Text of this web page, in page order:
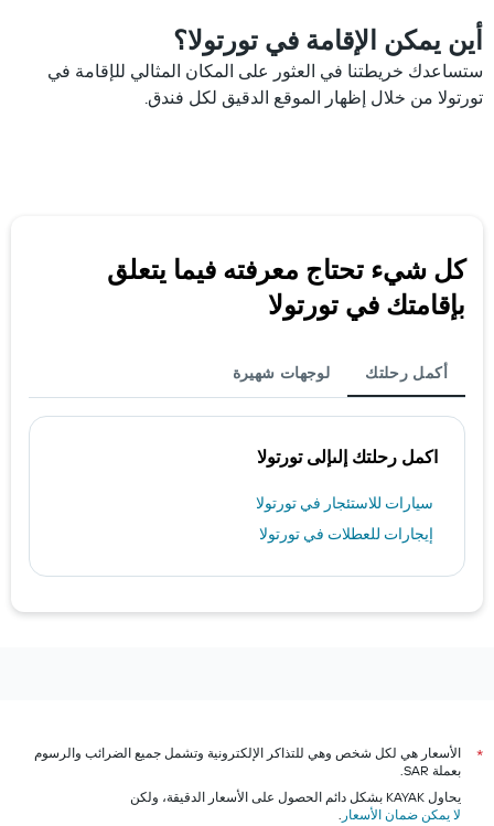
أين يمكن الإقامة في تورتولا؟
ستساعدك خريطتنا في العثور على المكان المثالي للإقامة في
تورتولا من خلال إظهار الموقع الدقيق لكل فندق.
كل شيء تحتاج معرفته فيما يتعلق
بإقامتك في تورتولا
أكمل رحلتك لوجهات شهيرة
اكمل رحلتك إلىإلى تورتولا
سيارات للاستئجار في تورتولا
إيجارات للعطلات في تورتولا
*
الأسعار هي لكل شخص وهي للتذاكر الإلكترونية وتشمل جميع الضرائب والرسوم
بعملة SAR.
يحاول KAYAK بشكل دائم الحصول على الأسعار الدقيقة، ولكن
لا يمكن ضمان الأسعار